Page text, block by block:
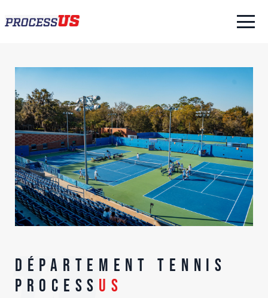
Département Tennis
Process US